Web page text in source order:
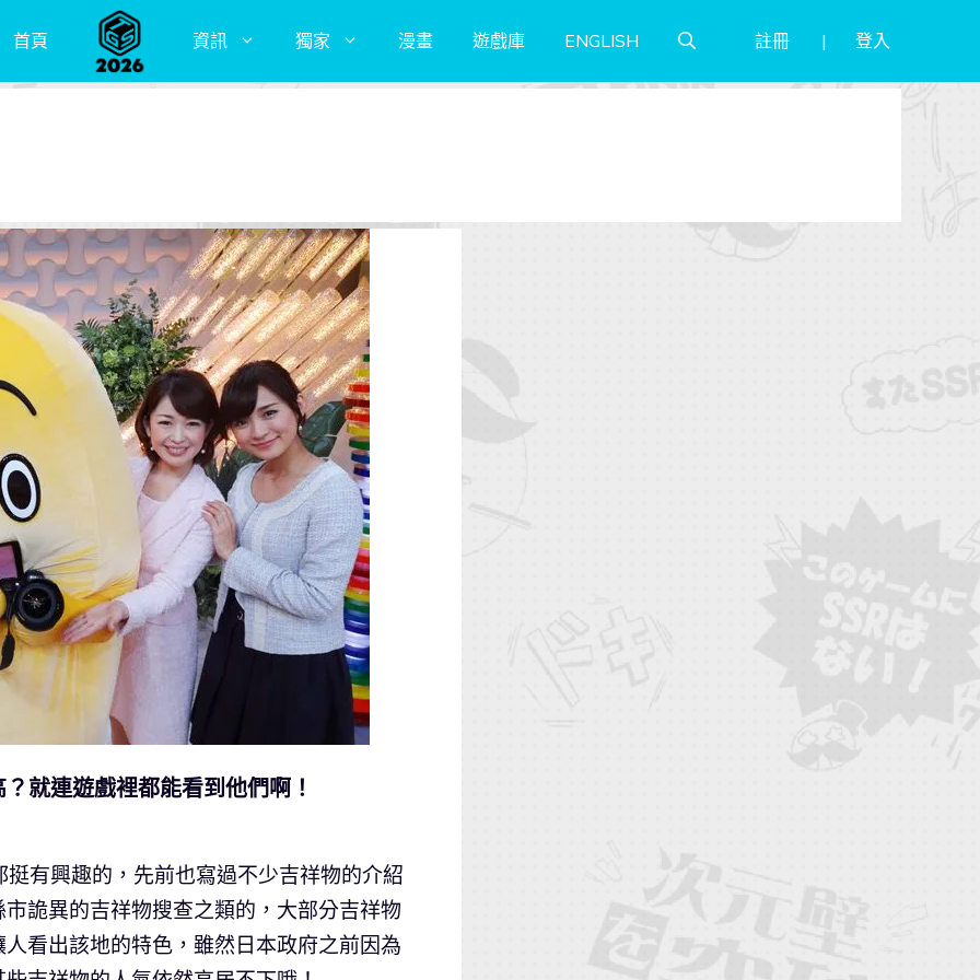
首頁 資訊 獨家 漫畫 遊戲庫 ENGLISH 註冊 登入
就連遊戲裡都能看到他們啊！
有興趣的，先前也寫過不少吉祥物的介紹
詭異的吉祥物搜查之類的，大部分吉祥物
看出該地的特色，雖然日本政府之前因為